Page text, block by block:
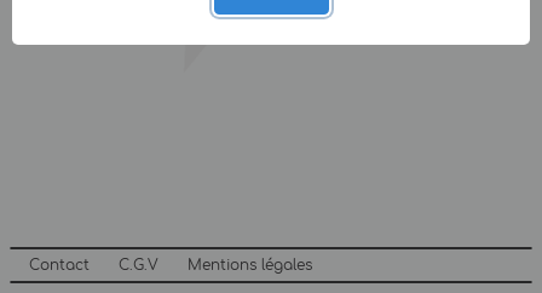
Contact C.G.V Mentions légales